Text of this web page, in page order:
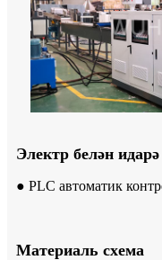
Электр белән
● PLC автоматик
Материаль схема